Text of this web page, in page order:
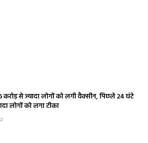
से ज्यादा लोगों को लगी वैक्सीन, पिछले 24 घंटे
लोगों को लगा टीका